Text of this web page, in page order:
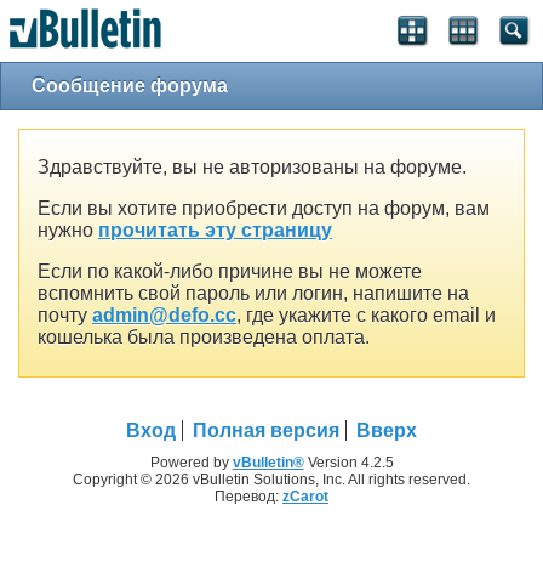
Сообщение форума
Здравствуйте, вы не авторизованы на форуме.
Если вы хотите приобрести доступ на форум, вам
нужно прочитать эту страницу
Если по какой-либо причине вы не можете
вспомнить свой пароль или логин, напишите на
почту admin@defo.cc, где укажите с какого email и
кошелька была произведена оплата.
Вход Полная версия Вверх
Powered by vBulletin®Version 4.2.5
Copyright © 2026 vBulletin Solutions, Inc. All rights reserved.
Перевод: zCarot